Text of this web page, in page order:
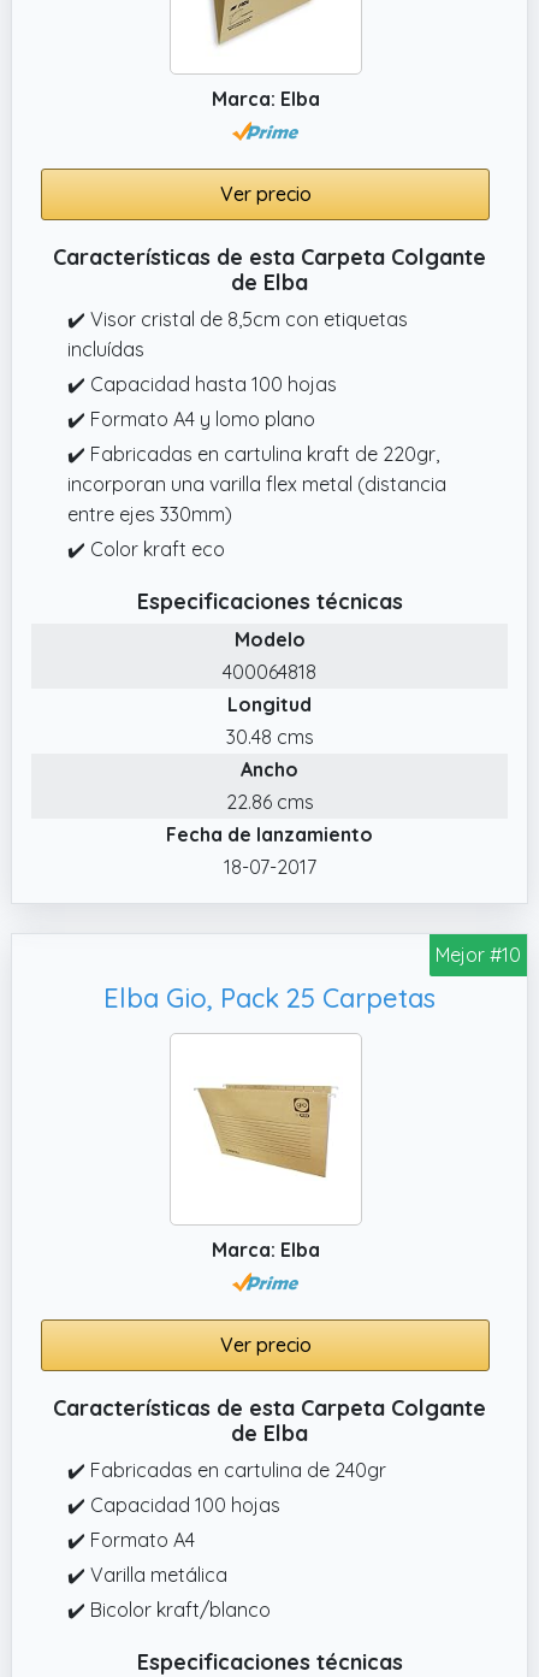
Marca: Elba
Ver precio
Características de esta Carpeta Colgante
de Elba
✔️ Visor cristal de 8,5cm con etiquetas
incluídas
✔️ Capacidad hasta 100 hojas
✔️ Formato A4 y lomo plano
✔️ Fabricadas en cartulina kraft de 220gr,
incorporan una varilla flex metal (distancia
entre ejes 330mm)
✔️ Color kraft eco
Especificaciones técnicas
Modelo
400064818
Longitud
30.48 cms
Ancho
22.86 cms
Fecha de lanzamiento
18-07-2017
Mejor #10
Elba Gio, Pack 25 Carpetas
Marca: Elba
Ver precio
Características de esta Carpeta Colgante
de Elba
✔️ Fabricadas en cartulina de 240gr
✔️ Capacidad 100 hojas
✔️ Formato A4
✔️ Varilla metálica
✔️ Bicolor kraft/blanco
Especificaciones técnicas